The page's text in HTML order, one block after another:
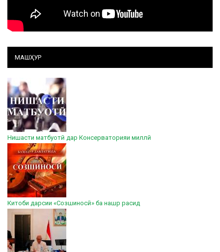
МАШҲУР
Нишасти матбуотӣ дар Консерваторияи миллӣ
Китоби дарсии «Созшиносӣ» ба нашр расид